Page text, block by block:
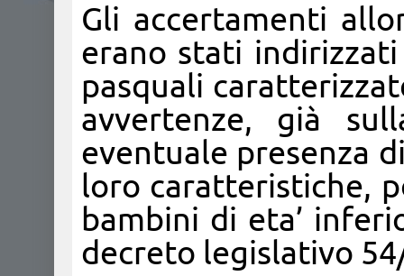
Gli accertamenti
erano stati
pasquali
avvertenze, già
eventuale presenza
loro caratteristiche,
bambini di eta’
decreto legislativo